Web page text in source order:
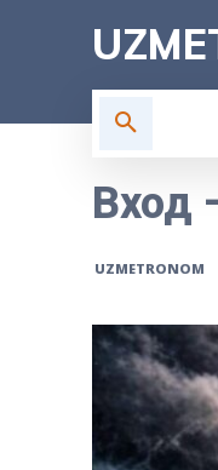
Вход
UZMETRONOM